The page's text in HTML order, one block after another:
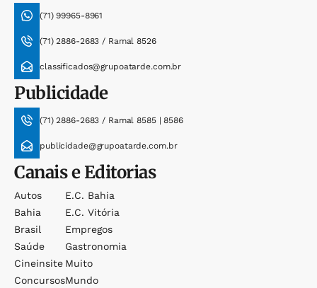
(71) 99965-8961
(71) 2886-2683 / Ramal 8526
classificados@grupoatarde.com.br
Publicidade
(71) 2886-2683 / Ramal 8585 | 8586
publicidade@grupoatarde.com.br
Canais e Editorias
Autos
Bahia
Brasil
Saúde
Cineinsite
Concursos
E.c. Bahia
E.c. Vitória
Empregos
Gastronomia
Muito
Mundo